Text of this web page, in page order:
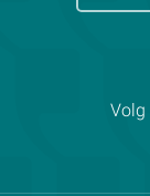
Volg